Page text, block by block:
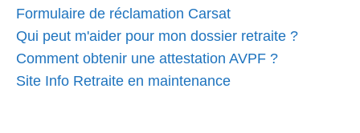
Formulaire de réclamation Carsat
Qui peut m'aider pour mon dossier retraite ?
Comment obtenir une attestation AVPF ?
Site Info Retraite en maintenance